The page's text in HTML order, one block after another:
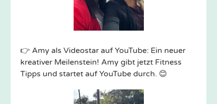
👉 Amy als Videostar auf YouTube: Ein neuer
kreativer Meilenstein! Amy gibt jetzt Fitness
Tipps und startet auf YouTube durch. 😊